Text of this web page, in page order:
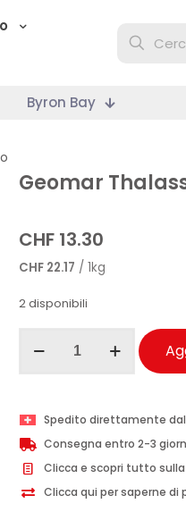
Byron Bay
Geomar
CHF 13.30
CHF 22.17 / 1kg
2 disponibili
Thalasso
600g
quantità
Spedito direttamente
Consegna entro 2-3
Clicca e scopri tutto
Clicca qui per saperne di